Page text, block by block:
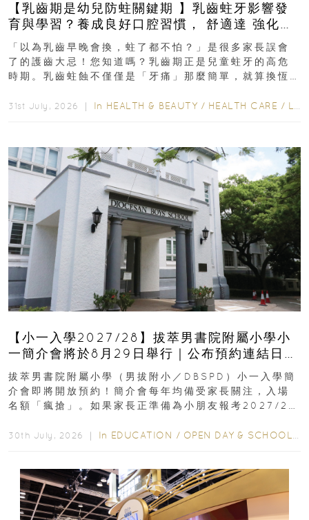
【乳齒期是幼兒防蛀關鍵期 】乳齒蛀牙影響發
育與學習？養成良好口腔習慣， 舒適達 強化琺
瑯質 兒童牙膏防護指南
「以為乳齒早晚會換，蛀了都不怕？」是很多家長誤會
了的護齒大忌！您知道嗎？乳齒期正是兒童蛀牙的高危
時期。乳齒蛀蝕不僅僅是「牙痛」那麼簡單，就算換恆
31st July, 2026 ｜ In HEALTH & BEAUTY / HEALTH CARE / LIFESTYLE
【小一入學2027/28】拔萃男書院附屬小學小
一簡介會將於8月29日舉行｜公布預約連結日期
｜更設有網上重溫
拔萃男書院附屬小學（男拔附小／DBSPD）小一入學簡
介會即將開放預約！簡介會每年均備受家長關注，入場
名額「瘋搶」。如果家長正準備為小朋友報考2027/28
30th July, 2026 ｜ In EDUCATION / OPEN DAY & SCHOOL EVENTS